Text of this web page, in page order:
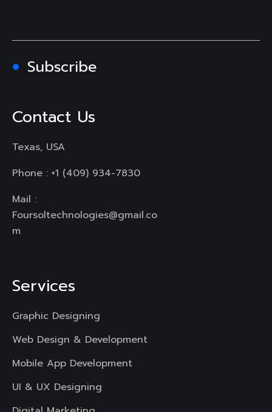
Subscribe
Contact Us
Texas, USA
Phone : +1 (409) 934-7830
Mail :
Foursoltechnologies@gmail.co
m
Services
Graphic Designing
Web Design & Development
Mobile App Development
UI & UX Designing